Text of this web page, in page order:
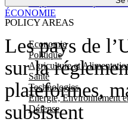
POLICY AREAS
Economie
Politique
Agriculture et
Santé
Technologies
Energie, Environnement
Défense
Les pays de
sur la
plateformes,
subsistent
ÉCONOMIE